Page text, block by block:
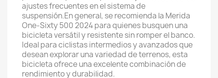
ajustes frecuentes en el sistema de
suspensión.En general, se recomienda la Merida
One-Sixty 500 2024 para quienes busquen una
bicicleta versátil y resistente sin romper el banco.
Ideal para ciclistas intermedios y avanzados que
desean explorar una variedad de terrenos, esta
bicicleta ofrece una excelente combinación de
rendimiento y durabilidad.